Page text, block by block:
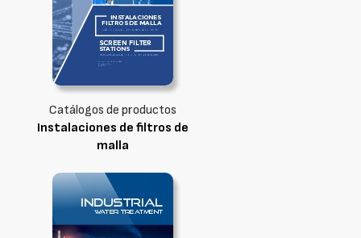
Catálogos de productos
Instalaciones de filtros de
malla